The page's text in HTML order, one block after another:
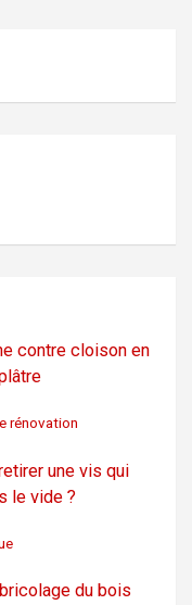
contre cloison en
rénovation
une vis qui
le vide ?
du bois